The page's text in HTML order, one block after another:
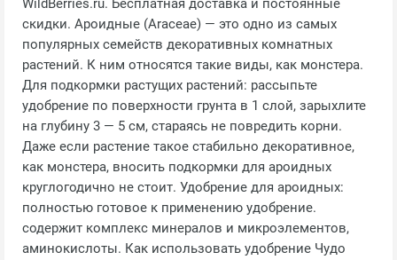
WildBerries.ru. Бесплатная доставка и постоянные
скидки. Ароидные (Araceae) — это одно из самых
популярных семейств декоративных комнатных
растений. К ним относятся такие виды, как монстера.
Для подкормки растущих растений: рассыпьте
удобрение по поверхности грунта в 1 слой, зарыхлите
на глубину 3 — 5 см, стараясь не повредить корни.
Даже если растение такое стабильно декоративное,
как монстера, вносить подкормки для ароидных
круглогодично не стоит. Удобрение для ароидных:
полностью готовое к применению удобрение.
содержит комплекс минералов и микроэлементов,
аминокислоты. Как использовать удобрение Чудо